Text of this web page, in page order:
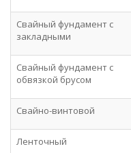
Свайный фундамент c
закладными
Свайный фундамент c
обвязкой брусом
Свайно-винтовой
Ленточный